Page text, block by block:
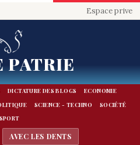
Espace prive
PATRIE
DICTATURE DES BLOGS
ECONOMIE
SCIENCE - TECHNO
SOCIÉTÉ
SPORT